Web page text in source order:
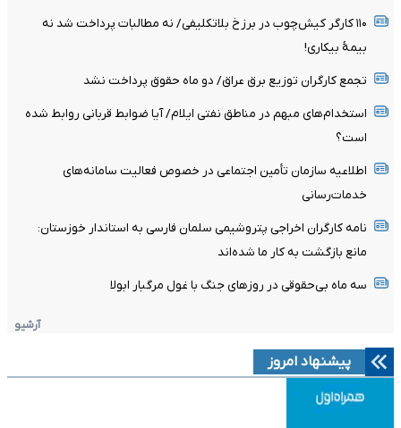
۱۱۰ کارگر کیش‌چوب در برزخ بلاتکلیفی/ نه مطالبات پرداخت شد نه
بیمۀ بیکاری!
تجمع کارگران توزیع برق عراق/ دو ماه حقوق پرداخت نشد
استخدام‌های مبهم در مناطق نفتی ایلام/ آیا ضوابط قربانی روابط شده
است؟
اطلاعیه سازمان تأمین اجتماعی در خصوص فعالیت سامانه‌های
خدمات‌رسانی
نامه کارگران اخراجی پتروشیمی سلمان فارسی به استاندار خوزستان:
مانع بازگشت به کار ما شده‌اند
سه ماه بی‌حقوقی در روزهای جنگ با غول مرگبار ابولا
آرشیو
پیشنهاد امروز